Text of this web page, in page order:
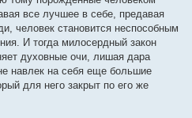
все лучшее в себе, предавая
человек становится неспособным
И тогда милосердный закон
духовные очи, лишая дара
навлек на себя еще большие
для него закрыт по его же